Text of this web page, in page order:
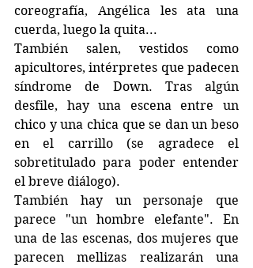
coreografía, Angélica les ata una
cuerda, luego la quita...
También salen, vestidos como
apicultores, intérpretes que padecen
síndrome de Down. Tras algún
desfile, hay una escena entre un
chico y una chica que se dan un beso
en el carrillo (se agradece el
sobretitulado para poder entender
el breve diálogo).
También hay un personaje que
parece "un hombre elefante". En
una de las escenas, dos mujeres que
parecen mellizas realizarán una